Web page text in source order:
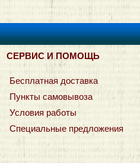
СЕРВИС И ПОМОЩЬ
Бесплатная доставка
Пункты самовывоза
Условия работы
Специальные предложения